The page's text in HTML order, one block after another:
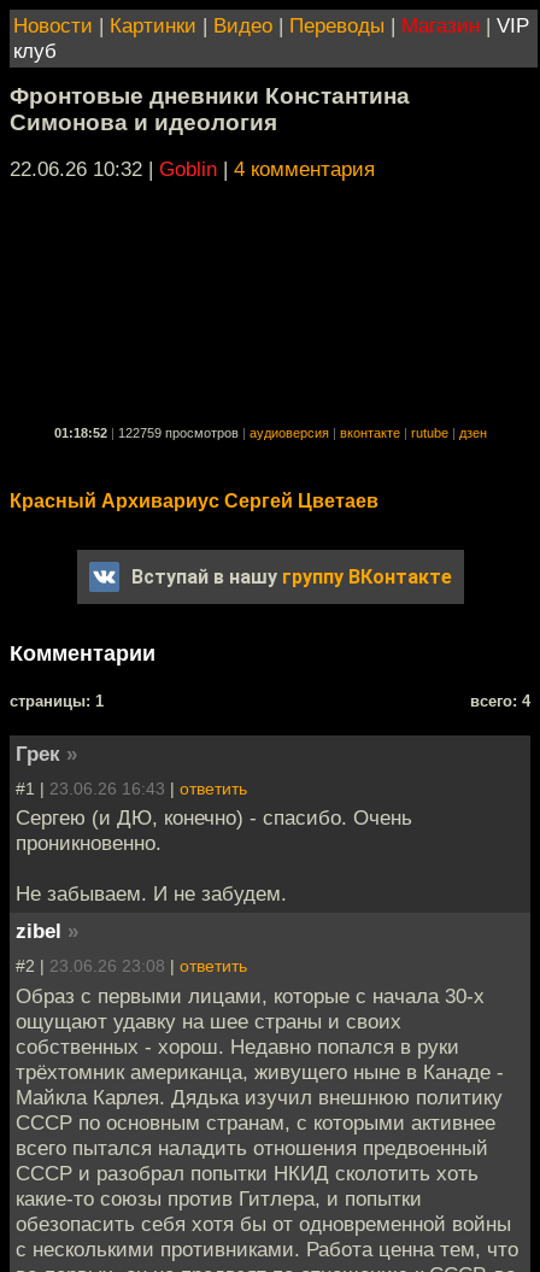
Новости | Картинки | Видео | Переводы | Магазин | VIP
клуб
Фронтовые дневники Константина
Симонова и идеология
22.06.26 10:32 | Goblin | 4 комментария
01:18:52 122759 просмотров аудиоверсия вконтакте rutube дзен
Красный Архивариус Сергей Цветаев
Вступай в нашу группу ВКонтакте
Комментарии
cтраницы: 1 всего: 4
Грек »
#1 | 23.06.26 16:43 | ответить
Сергею (и ДЮ, конечно) - спасибо. Очень
проникновенно.
Не забываем. И не забудем.
zibel »
#2 | 23.06.26 23:08 | ответить
Образ с первыми лицами, которые с начала 30-х
ощущают удавку на шее страны и своих
собственных - хорош. Недавно попался в руки
трёхтомник американца, живущего ныне в Канаде -
Майкла Карлея. Дядька изучил внешнюю политику
СССР по основным странам, с которыми активнее
всего пытался наладить отношения предвоенный
СССР и разобрал попытки НКИД сколотить хоть
какие-то союзы против Гитлера, и попытки
обезопасить себя хотя бы от одновременной войны
с несколькими противниками. Работа ценна тем, что